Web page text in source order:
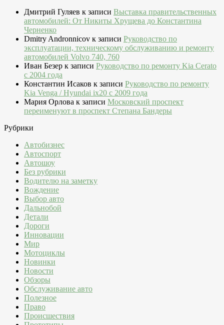
Дмитрий Гуляев к записи Выставка правительственных
автомобилей: От Никиты Хрущева до Константина
Черненко
Dmitry Andronnicov к записи Руководство по
эксплуатации, техническому обслуживанию и ремонту
автомобилей Volvo 740, 760
Иван Безер к записи Руководство по ремонту Kia Cerato
c 2004 года
Константин Исаков к записи Руководство по ремонту
Kia Venga / Hyundai ix20 c 2009 года
Мария Орлова к записи Московский проспект
переименуют в проспект Степана Бандеры
Рубрики
Автобизнес
Автоспорт
Автошоу
Без рубрики
Водителю на заметку
Вождение
Выбор авто
Дальнобой
Детали
Дороги
Инновации
Мир
Мотоциклы
Новинки
Новости
Обзоры
Обслуживание авто
Полезное
Право
Происшествия